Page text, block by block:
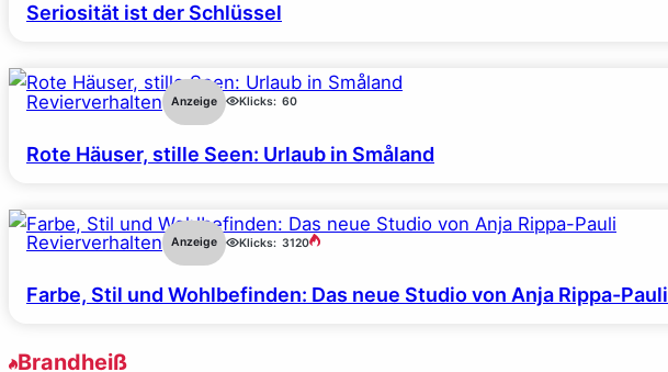
Seriosität ist der Schlüssel
Revierverhalten Anzeige Klicks: 60
Rote Häuser, stille Seen: Urlaub in Småland
Revierverhalten Anzeige Klicks: 3120
Farbe, Stil und Wohlbefinden: Das neue Studio von Anja Rippa-Pauli
Brandheiß